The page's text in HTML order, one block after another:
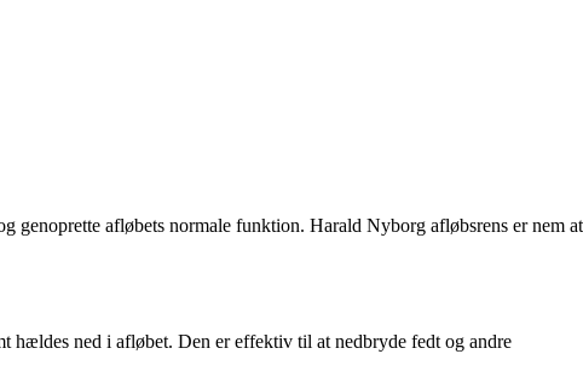
genoprette afløbets normale funktion. Harald Nyborg afløbsrens er nem at
hældes ned i afløbet. Den er effektiv til at nedbryde fedt og andre